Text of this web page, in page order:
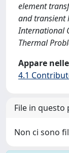
element
and transient
International
Thermal
Appare
4.1
File in
Non ci sono